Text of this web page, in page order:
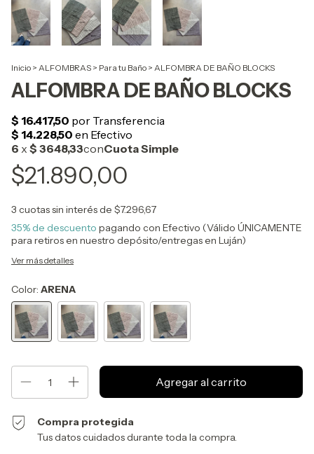
Inicio > ALFOMBRAS > Para tu Baño > ALFOMBRA DE BAÑO BLOCKS
ALFOMBRA DE BAÑO BLOCKS
$21.890,00
3 cuotas sin interés de $7.296,67
35% de descuento pagando con Efectivo (Válido ÚNICAMENTE
para retiros en nuestro depósito/entregas en Luján)
Ver más detalles
Color: ARENA
Compra protegida
Tus datos cuidados durante toda la compra.